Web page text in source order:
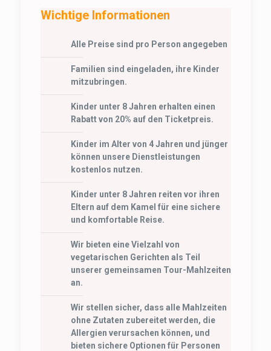
Wichtige Informationen
Alle Preise sind pro Person angegeben
Familien sind eingeladen, ihre Kinder
mitzubringen.
Kinder unter 8 Jahren erhalten einen
Rabatt von 20% auf den Ticketpreis.
Kinder im Alter von 4 Jahren und jünger
können unsere Dienstleistungen
kostenlos nutzen.
Kinder unter 8 Jahren reiten vor ihren
Eltern auf dem Kamel für eine sichere
und komfortable Reise.
Wir bieten eine Vielzahl von
vegetarischen Gerichten als Teil
unserer gemeinsamen Tour-Mahlzeiten
an.
Wir stellen sicher, dass alle Mahlzeiten
ohne Zutaten zubereitet werden, die
Allergien verursachen können, und
bieten sichere Optionen für Personen